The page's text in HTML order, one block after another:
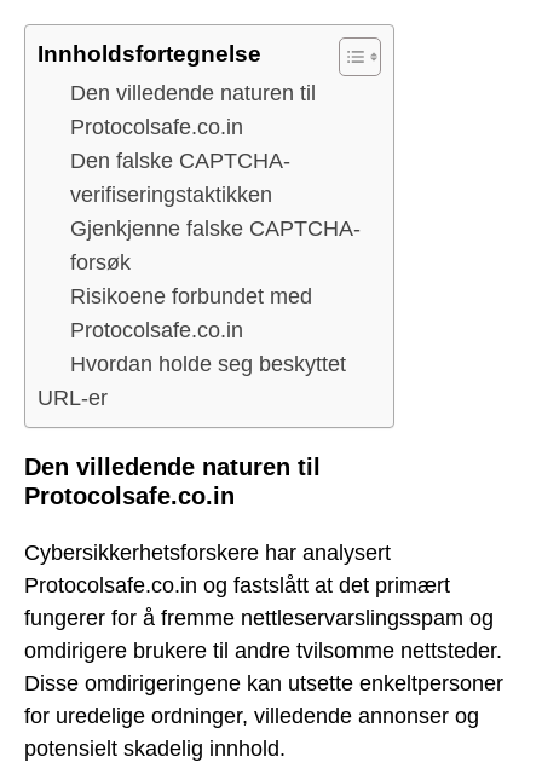
Innholdsfortegnelse
Den villedende naturen til
Protocolsafe.co.in
Den falske CAPTCHA-
verifiseringstaktikken
Gjenkjenne falske CAPTCHA-
forsøk
Risikoene forbundet med
Protocolsafe.co.in
Hvordan holde seg beskyttet
URL-er
Den villedende naturen til
Protocolsafe.co.in
Cybersikkerhetsforskere har analysert
Protocolsafe.co.in og fastslått at det primært
fungerer for å fremme nettleservarslingsspam og
omdirigere brukere til andre tvilsomme nettsteder.
Disse omdirigeringene kan utsette enkeltpersoner
for uredelige ordninger, villedende annonser og
potensielt skadelig innhold.